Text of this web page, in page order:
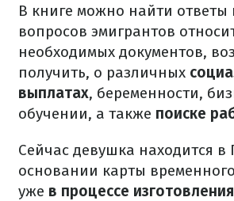
В книге можно найти ответы
вопросов эмигрантов
необходимых документов,
получить, о различных
выплатах, беременности,
обучении, а также поиске
Сейчас девушка находится
основании карты
уже в процессе